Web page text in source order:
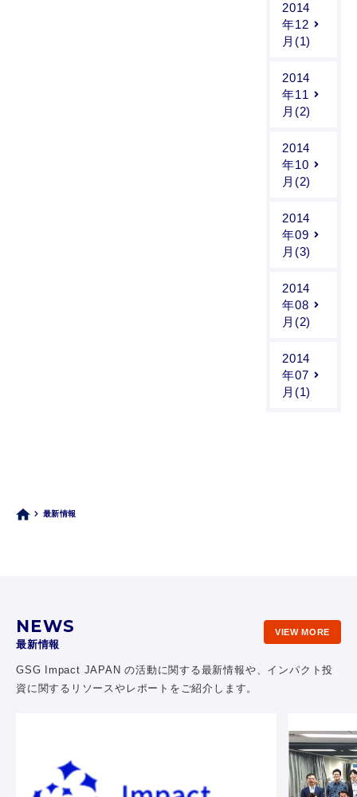
2014
年12
月(1)
2014
年11
月(2)
2014
年10
月(2)
2014
年09
月(3)
2014
年08
月(2)
2014
年07
月(1)
最新情報
NEWS
最新情報
GSG Impact JAPAN の活動に関する最新情報や、 インパクト投
資に関するリソースやレポートをご紹介します。
VIEW MORE